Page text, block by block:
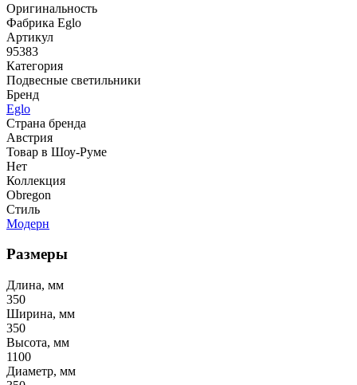
Оригинальность
Фабрика Eglo
Артикул
95383
Категория
Подвесные светильники
Бренд
Eglo
Страна бренда
Австрия
Товар в Шоу-Руме
Нет
Коллекция
Obregon
Стиль
Модерн
Размеры
Длина, мм
350
Ширина, мм
350
Высота, мм
1100
Диаметр, мм